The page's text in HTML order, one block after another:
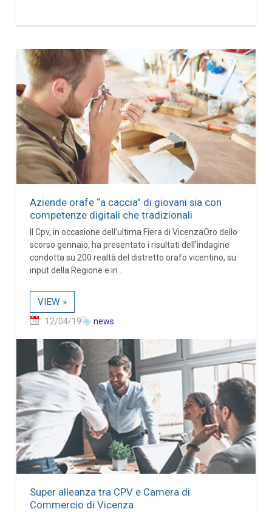
Aziende orafe “a caccia” di giovani sia con
competenze digitali che tradizionali
Il Cpv, in occasione dell’ultima Fiera di VicenzaOro dello
scorso gennaio, ha presentato i risultati dell’indagine
condotta su 200 realtà del distretto orafo vicentino, su
input della Regione e in...
VIEW »
12/04/19 news
Super alleanza tra CPV e Camera di
Commercio di Vicenza